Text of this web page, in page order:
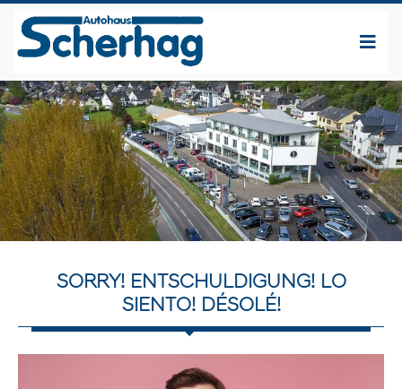
SORRY! ENTSCHULDIGUNG! LO
SIENTO! DÉSOLÉ!